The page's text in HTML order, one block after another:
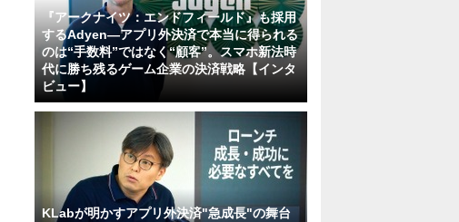
『アークナイツ：エンドフィールド』も採用
するAdyen―アプリ外決済で本当に得られる
のは“手数料”ではなく“顧客”。スマホ新法時
代に勝ち残るゲーム企業の決済戦略【インタ
ビュー】
KLabが明かすアプリ外決済"急成長"の舞台